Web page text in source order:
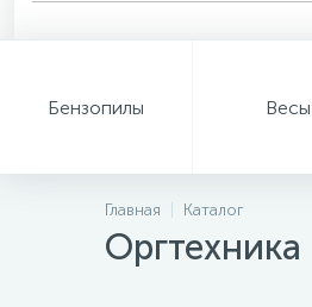
Бензопилы Весы
Главная Каталог
Оргтехника